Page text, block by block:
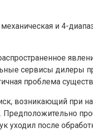
и 4-
сервисы дилеры
проблема
возникающий при
уходил после